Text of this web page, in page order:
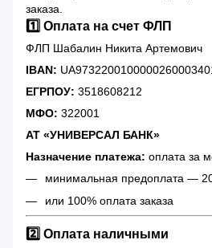
заказа.
1️⃣ Оплата на счет ФЛП
ФЛП Шабалин Никита Артемович
IBAN:
ЕГРПОУ: 3518608212
МФО: 322001
АТ «УНИВЕРСАЛ БАНК»
Назначение платежа: оплата за
минимальная предоплата —
или 100% оплата заказа
2️⃣ Оплата наличными